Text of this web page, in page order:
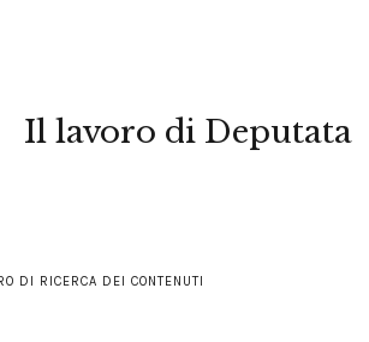
Il lavoro di Deputata
DI RICERCA DEI CONTENUTI